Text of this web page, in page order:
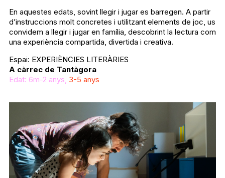
En aquestes edats, sovint llegir i jugar es barregen. A partir
d’instruccions molt concretes i utilitzant elements de joc, us
convidem a llegir i jugar en família, descobrint la lectura com
una experiència compartida, divertida i creativa.
Espai: EXPERIÈNCIES LITERÀRIES
A càrrec de Tantàgora
Edat: 6m-2 anys, 3-5 anys